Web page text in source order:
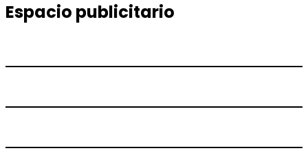
Espacio publicitario